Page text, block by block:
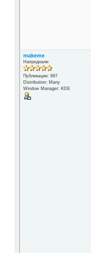
makeme
Напреднали
Публикации: 897
Distribution: Many
Window Manager: KDE